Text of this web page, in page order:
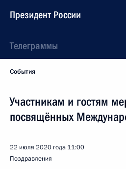
Президент России
Телеграммы
События
Участникам и гостям
посвящённых
22 июля 2020 года 11:00
Поздравления